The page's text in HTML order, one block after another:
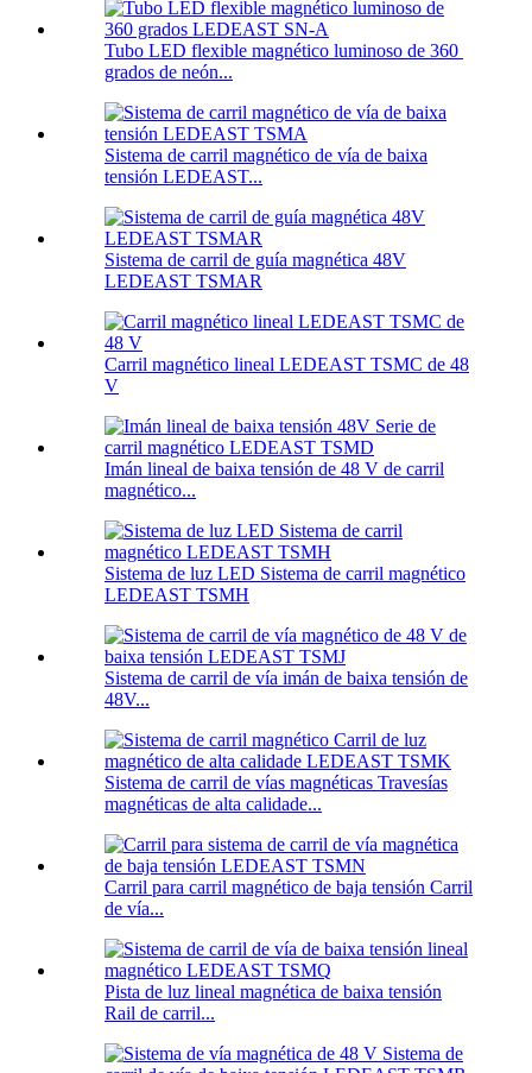
Tubo LED flexible magnético luminoso de 360 ​​
grados de neón...
Sistema de carril magnético de vía de baixa
tensión LEDEAST...
Sistema de carril de guía magnética 48V
LEDEAST TSMAR
Carril magnético lineal LEDEAST TSMC de 48
V
Imán lineal de baixa tensión de 48 V de carril
magnético...
Sistema de luz LED Sistema de carril magnético
LEDEAST TSMH
Sistema de carril de vía imán de baixa tensión de
48V...
Sistema de carril de vías magnéticas Travesías
magnéticas de alta calidade...
Carril para carril magnético de baja tensión Carril
de vía...
Pista de luz lineal magnética de baixa tensión
Rail de carril...